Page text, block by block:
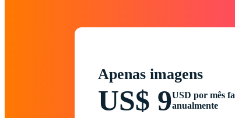
Apenas imagens
US$ 9USD por mês
anualmente